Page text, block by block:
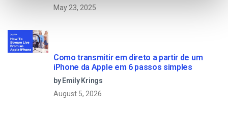
May 23, 2025
Como transmitir em direto a partir de um
iPhone da Apple em 6 passos simples
by Emily Krings
August 5, 2026